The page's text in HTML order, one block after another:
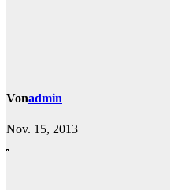
Vonadmin
Nov. 15, 2013